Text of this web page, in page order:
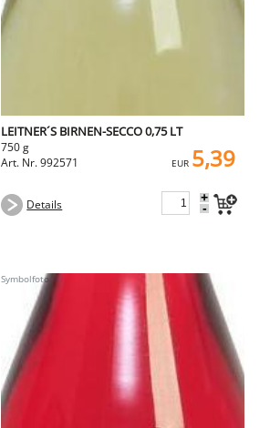
LEITNER´S BIRNEN-SECCO 0,75 LT
750 g
Art. Nr. 992571
EUR 5,39
Details +
-